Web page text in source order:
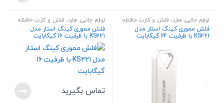
لوازم جانبی, هارد، فلش و کارت حافظه
فلش مموری کینگ‌ استار مدل
KS221 با ظرفیت 64 گیگابایت
لوازم جانبی, هارد، فلش و کارت حافظه
فلش مموری کینگ‌ استار مدل
KS221 با ظرفیت 16 گیگابایت
تماس بگیرید